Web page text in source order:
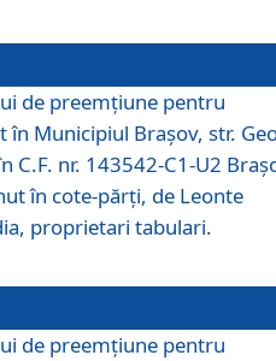
de preemţiune pentru
Municipiul Braşov, str.
C.F. nr. 143542-C1-U2
în cote-părți, de Leonte
proprietari tabulari.
de preemţiune pentru